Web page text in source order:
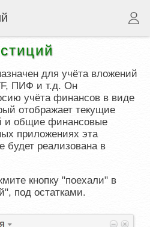
для учёта вложений
ПИФ и т.д. Он
учёта финансов в виде
отображает текущие
и общие финансовые
приложениях эта
будет реализована в
кнопку "поехали" в
под остатками.